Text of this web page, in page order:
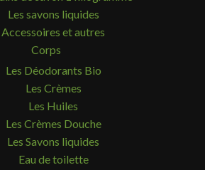
Les savons liquides
Accessoires et autres
Corps
Les Déodorants Bio
Les Crèmes
Les Huiles
Les Crèmes Douche
Les Savons liquides
Eau de toilette